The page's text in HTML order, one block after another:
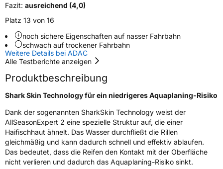
EU Label
Effizienz C
NasshaftungC
Rollgeräusch (Klasse) B
Rollgeräusch (dB)72
FahrzeugklasseC1
3PMSF / Schneeflockensymbol / Alpine-SymbolJa
EisgripNein
Fazit: ausreichend (4,0)
Platz 13 von 16
noch sichere Eigenschaften auf nasser Fahrbahn
schwach auf trockener Fahrbahn
Weitere Details bei ADAC
Alle Testberichte anzeigen
Produktbeschreibung
Shark Skin Technology für ein niedrigeres Aquaplaning-Risiko
Dank der sogenannten SharkSkin Technology weist der
AllSeasonExpert 2 eine spezielle Struktur auf, die einer
Haifischhaut ähnelt. Das Wasser durchfließt die Rillen
gleichmäßig und kann dadurch schnell und effektiv ablaufen.
Das bedeutet, dass die Reifen den Kontakt mit der Oberfläche
nicht verlieren und dadurch das Aquaplaning-Risiko sinkt.